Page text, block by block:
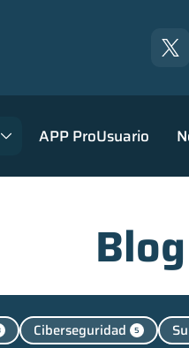
APP ProUsuario
Blog
Ciberseguridad 5